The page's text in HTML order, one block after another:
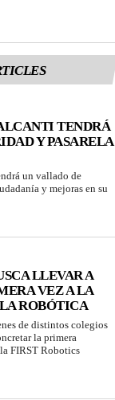
TENDRÁ
Y PASARELA
un vallado de
y mejoras en su
LLEVAR A
VEZ A LA
ROBÓTICA
de distintos colegios
la primera
FIRST Robotics